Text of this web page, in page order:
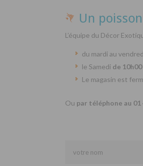
Un
L’équipe du Décor
du mardi au
le Samedi de
Le magasin est
Ou par téléphone au 01